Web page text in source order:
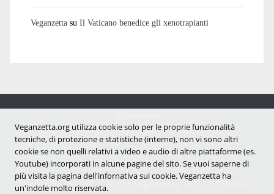
Veganzettasu Il Vaticano benedice gli xenotrapianti
Notizie dal mondo vegan e antispecista
Copyright © 2007 - 2026 |
Veganzetta.org utilizza cookie solo per le proprie funzionalità
tecniche, di protezione e statistiche (interne), non vi sono altri
cookie se non quelli relativi a video e audio di altre piattaforme (es.
Youtube) incorporati in alcune pagine del sito. Se vuoi saperne di
più visita la pagina dell'infornativa sui cookie. Veganzetta ha
un'indole molto riservata.